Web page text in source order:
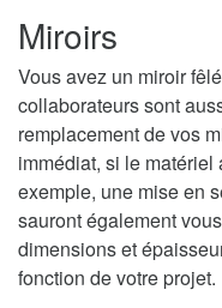
Miroirs
Vous avez un miroir
collaborateurs sont
remplacement de vos
immédiat, si le matériel
exemple, une mise en
sauront également
dimensions et
fonction de votre projet.